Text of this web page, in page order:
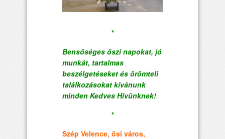
*
Bensőséges őszi napokat, jó
munkát, tartalmas
beszélgetéseket és örömteli
találkozásokat kívánunk
minden Kedves Hívünknek!
*
Szép Velence, ősi város,